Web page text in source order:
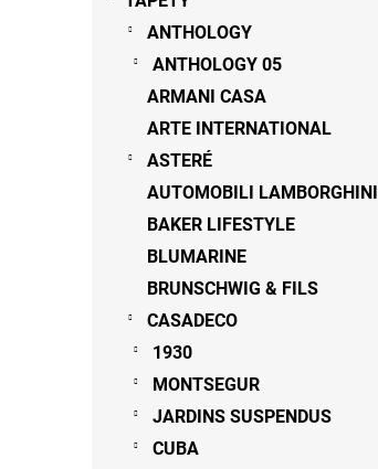
ANTHOLOGY
ANTHOLOGY 05
ARMANI CASA
ARTE INTERNATIONAL
ASTERÉ
AUTOMOBILI LAMBORGHINI
BAKER LIFESTYLE
BLUMARINE
BRUNSCHWIG & FILS
CASADECO
1930
MONTSEGUR
JARDINS SUSPENDUS
CUBA